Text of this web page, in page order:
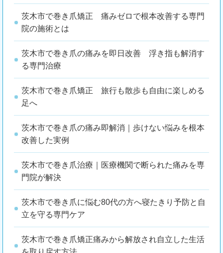
茨木市で巻き爪矯正 痛みゼロで根本改善する専門
院の施術とは
茨木市で巻き爪の痛みを即日改善 浮き指も解消す
る専門治療
茨木市で巻き爪矯正 旅行も散歩も自由に楽しめる
足へ
茨木市で巻き爪の痛み即解消｜歩けない悩みを根本
改善した実例
茨木市で巻き爪治療｜医療機関で断られた痛みを専
門院が解決
茨木市で巻き爪に悩む80代の方へ寝たきり予防と自
立を守る専門ケア
茨木市で巻き爪矯正痛みから解放され自立した生活